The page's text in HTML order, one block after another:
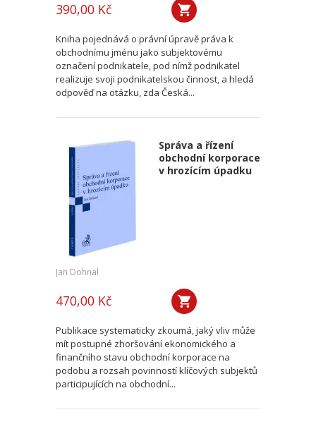
390,00 Kč
Kniha pojednává o právní úpravě práva k
obchodnímu jménu jako subjektovému
označení podnikatele, pod nímž podnikatel
realizuje svoji podnikatelskou činnost, a hledá
odpověď na otázku, zda Česká...
Správa a řízení
obchodní korporace
v hrozícím úpadku
Jan Dohnal
470,00 Kč
Publikace systematicky zkoumá, jaký vliv může
mít postupné zhoršování ekonomického a
finančního stavu obchodní korporace na
podobu a rozsah povinností klíčových subjektů
participujících na obchodní...